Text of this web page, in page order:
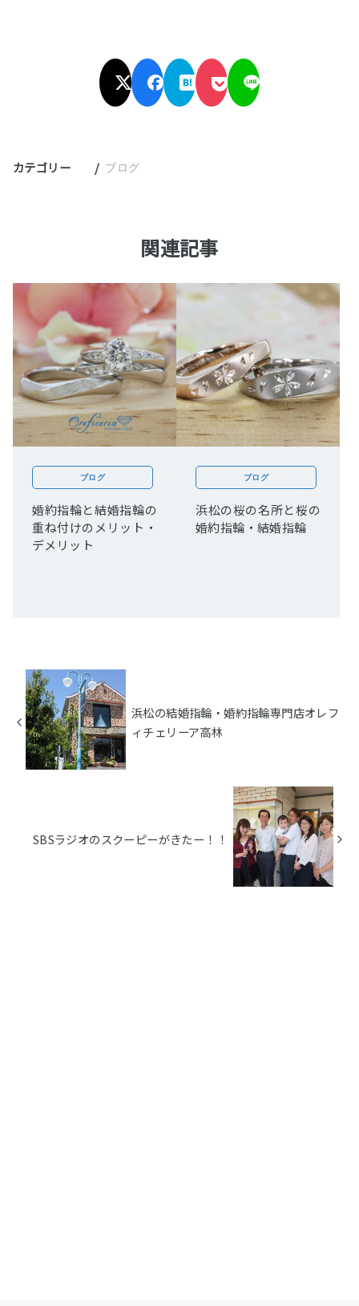
カテゴリー ブログ
関連記事
ブログ
婚約指輪と結婚指輪の
重ね付けのメリット・
デメリット
ブログ
浜松の桜の名所と桜の
婚約指輪・結婚指輪
浜松の結婚指輪・婚約指輪専門店オレフ
ィチェリーア高林
SBSラジオのスクーピーがきたー！！